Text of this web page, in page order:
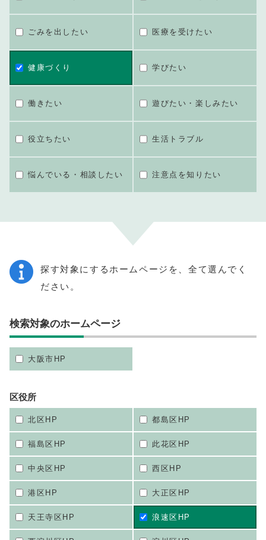
ごみを出したい 医療を受けたい
健康づくり 学びたい
働きたい 遊びたい・楽しみたい
役立ちたい 生活トラブル
悩んでいる・相談したい 注意点を知りたい
探す対象にするホームページを、全て選んでく
ださい。
検索対象のホームページ
大阪市HP
区役所
北区HP 都島区HP
福島区HP 此花区HP
中央区HP 西区HP
港区HP 大正区HP
天王寺区HP 浪速区HP